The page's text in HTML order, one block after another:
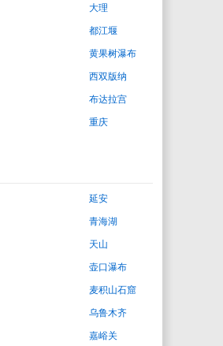
大理
都江堰
黄果树瀑布
西双版纳
布达拉宫
重庆
延安
青海湖
天山
壶口瀑布
麦积山石窟
乌鲁木齐
嘉峪关